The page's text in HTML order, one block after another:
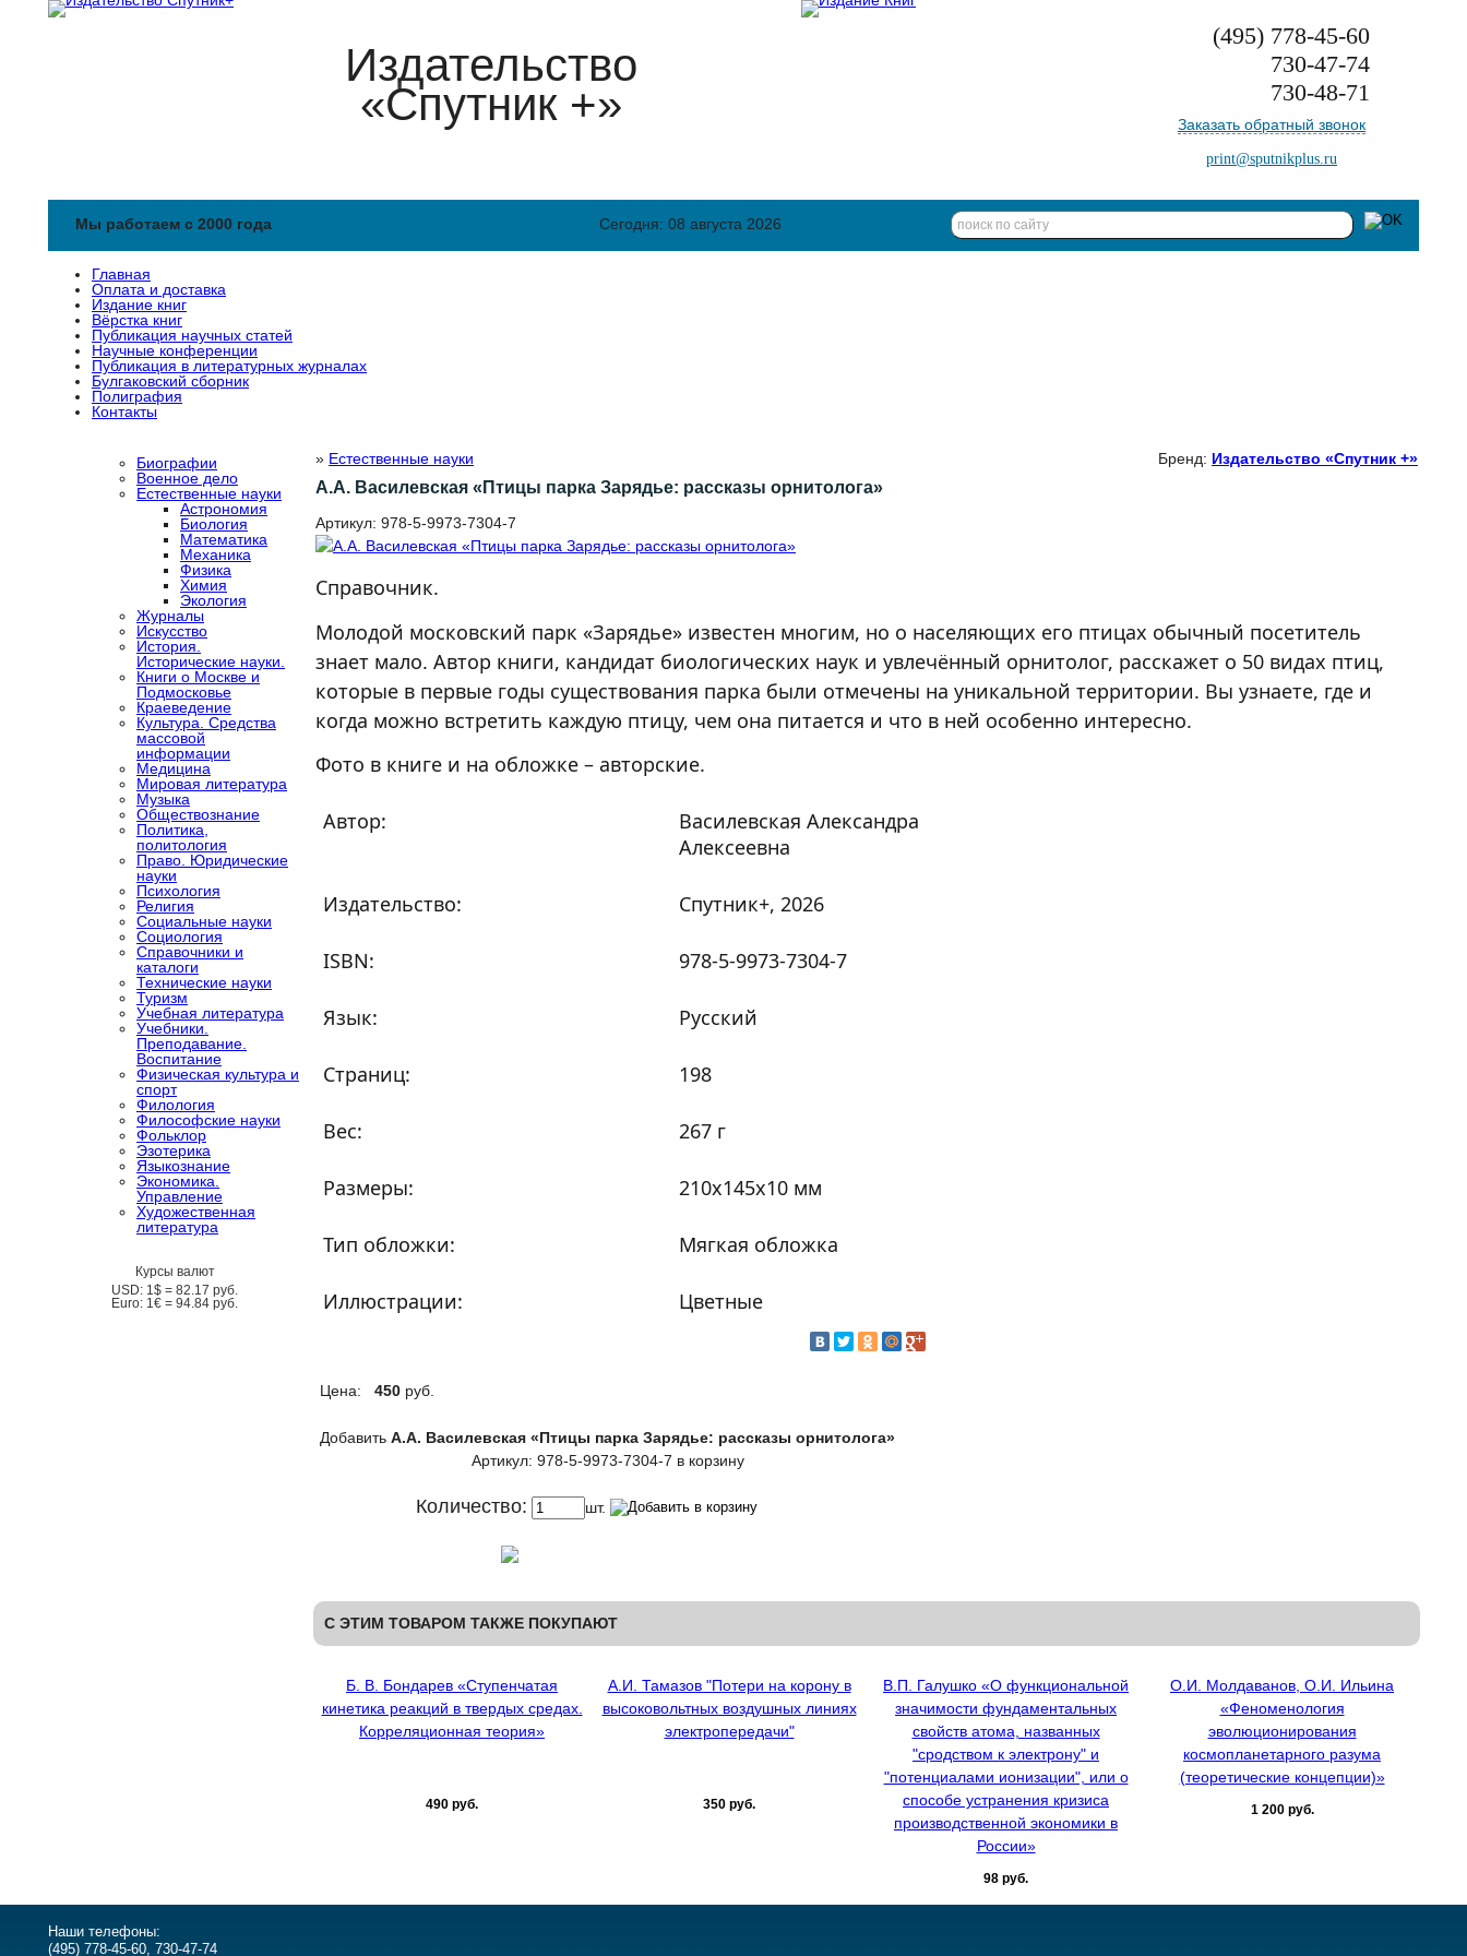
Издательство
«Спутник +»
(495) 778-45-60
730-47-74
730-48-71
Заказать обратный звонок
print@sputnikplus.ru
Мы работаем с 2000 года Сегодня: 08 августа 2026
Главная
Оплата и доставка
Издание книг
Вёрстка книг
Публикация научных статей
Научные конференции
Публикация в литературных журналах
Булгаковский сборник
Полиграфия
Контакты
» Естественные науки Бренд: Издательство «Спутник +»
А.А. Василевская «Птицы парка Зарядье: рассказы орнитолога»
Артикул: 978-5-9973-7304-7
Справочник.
Молодой московский парк «Зарядье» известен многим, но о населяющих его птицах обычный посетитель
знает мало. Автор книги, кандидат биологических наук и увлечённый орнитолог, расскажет о 50 видах птиц,
которые в первые годы существова­ния парка были отмечены на уникальной территории. Вы узнаете, где и
когда можно встретить каждую птицу, чем она питается и что в ней особенно интересно.
Фото в книге и на обложке – авторские.
Автор:
Василевская Александра
Алексеевна
Издательство: Спутник+, 2026
ISBN: 978-5-9973-7304-7
Язык: Русский
Страниц: 198
Вес: 267 г
Размеры: 210x145x10 мм
Тип обложки: Мягкая обложка
Иллюстрации: Цветные
Цена: 450 руб.
Добавить А.А. Василевская «Птицы парка Зарядье: рассказы орнитолога»
Артикул: 978-5-9973-7304-7 в корзину
Количество: шт.
С ЭТИМ ТОВАРОМ ТАКЖЕ ПОКУПАЮТ
Б. В. Бондарев «Ступенчатая
кинетика реакций в твердых средах.
Корреляционная теория»
490 руб.
А.И. Тамазов "Потери на корону в
высоковольтных воздушных линиях
электропередачи"
350 руб.
В.П. Галушко «О функциональной
значимости фундаментальных
свойств атома, названных
"сродством к электрону" и
"потенциалами ионизации", или о
способе устранения кризиса
производственной экономики в
России»
98 руб.
О.И. Молдаванов, О.И. Ильина
«Феноменология
эволюционирования
космопланетарного разума
(теоретические концепции)»
1 200 руб.
Биографии
Военное дело
Естественные науки
Астрономия
Биология
Математика
Механика
Физика
Химия
Экология
Журналы
Искусство
История.
Исторические науки.
Книги о Москве и
Подмосковье
Краеведение
Культура. Средства
массовой
информации
Медицина
Мировая литература
Музыка
Обществознание
Политика,
политология
Право. Юридические
науки
Психология
Религия
Социальные науки
Социология
Справочники и
каталоги
Технические науки
Туризм
Учебная литература
Учебники.
Преподавание.
Воспитание
Физическая культура и
спорт
Филология
Философские науки
Фольклор
Эзотерика
Языкознание
Экономика.
Управление
Художественная
литература
Курсы валют
USD: 1$ = 82.17 руб.
Euro: 1€ = 94.84 руб.
Наши телефоны:
(495) 778-45-60, 730-47-74